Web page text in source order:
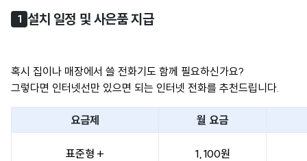
1 설치 일정 및 사은품 지급
혹시 집이나 매장에서 쓸 전화기도 함께 필요하신가요?
그렇다면 인터넷선만 있으면 되는 인터넷 전화를 추천드립니다.
요금제 월 요금
표준형 + 1,100원